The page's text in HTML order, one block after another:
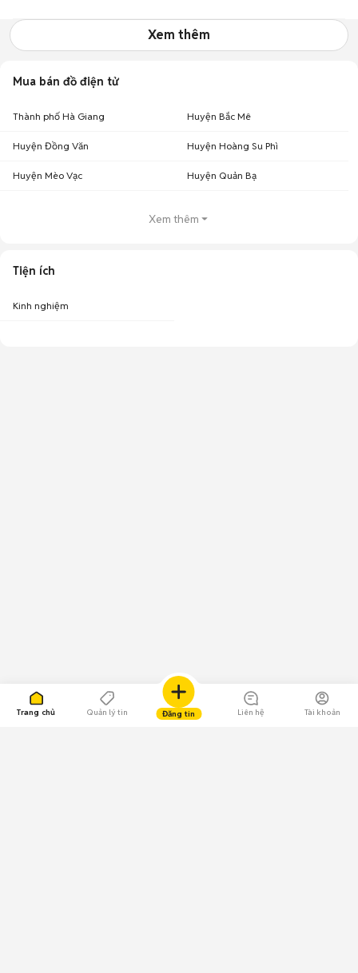
Trang chủ Quản lý tin Đăng tin Liên hệ Tài khoản
Xem thêm
Mua bán đồ điện tử
Thành phố Hà Giang Huyện Bắc Mê
Huyện Đồng Văn Huyện Hoàng Su Phì
Huyện Mèo Vạc Huyện Quản Bạ
Xem thêm
Tiện ích
Kinh nghiệm